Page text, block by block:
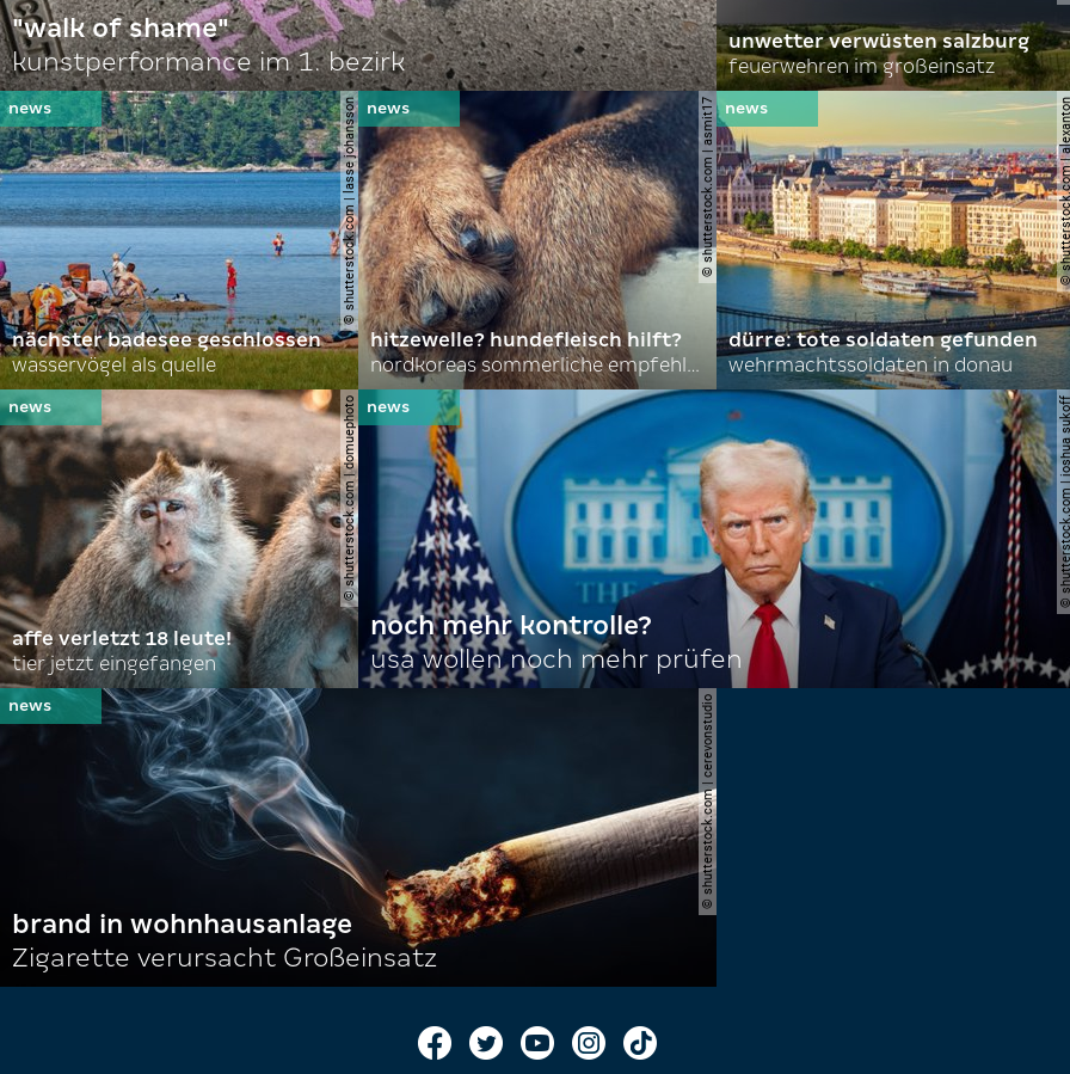
"walk of shame"
kunstperformance im 1. bezirk
unwetter verwüsten salzburg
feuerwehren im großeinsatz
© shutterstock.com | lasse johansson
nächster badesee geschlossen
wasservögel als quelle
© shutterstock.com | asmit17
hitzewelle? hundefleisch hilft?
nordkoreas sommerliche empfehlungen
©
dürre: tote soldaten gefunden
wehrmachtssoldaten in donau
© shutterstock.com | domuephoto
affe verletzt 18 leute!
tier jetzt eingefangen
©
noch mehr kontrolle?
usa wollen noch mehr prüfen
© shutterstock.com | cerevonstudio
brand in wohnhausanlage
Zigarette verursacht Großeinsatz